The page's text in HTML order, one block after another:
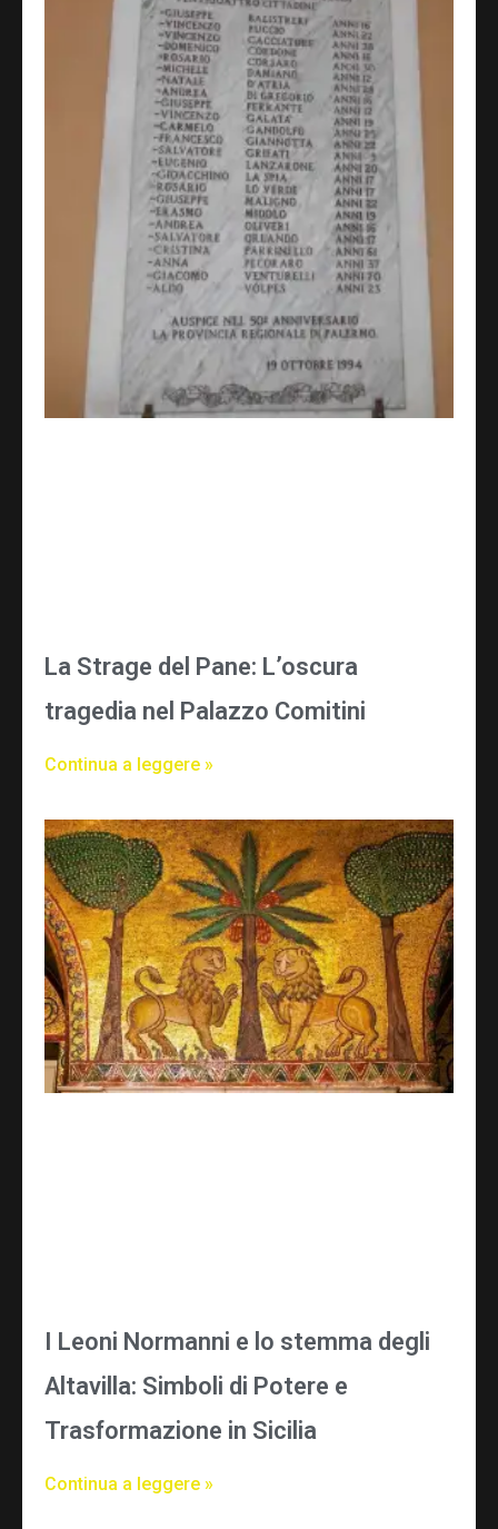
La Strage del Pane: L’oscura
tragedia nel Palazzo Comitini
Continua a leggere »
I Leoni Normanni e lo stemma degli
Altavilla: Simboli di Potere e
Trasformazione in Sicilia
Continua a leggere »